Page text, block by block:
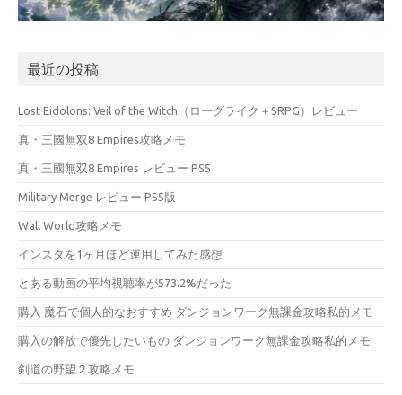
最近の投稿
Lost Eidolons: Veil of the Witch（ローグライク＋SRPG）レビュー
真・三國無双8 Empires攻略メモ
真・三國無双8 Empires レビュー PS5
Military Merge レビュー PS5版
Wall World攻略メモ
インスタを1ヶ月ほど運用してみた感想
とある動画の平均視聴率が573.2%だった
購入 魔石で個人的なおすすめ ダンジョンワーク無課金攻略私的メモ
購入の解放で優先したいもの ダンジョンワーク無課金攻略私的メモ
剣道の野望２攻略メモ